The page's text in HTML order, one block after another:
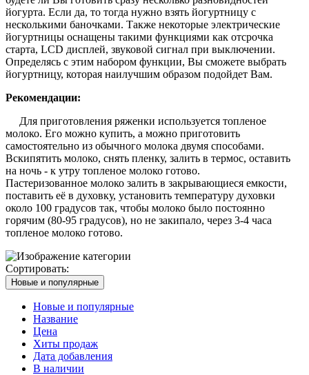
йогурта. Если да, то тогда нужно взять йогуртницу с
несколькими баночками. Также некоторые электрические
йогуртницы оснащены такими функциями как отсрочка
старта, LCD дисплей, звуковой сигнал при выключении.
Определясь с этим набором функции, Вы сможете выбрать
йогуртницу, которая наилучшим образом подойдет Вам.
Рекомендации:
Для приготовления ряженки используется топленое
молоко. Его можно купить, а можно приготовить
самостоятельно из обычного молока двумя способами.
Вскипятить молоко, снять пленку, залить в термос, оставить
на ночь - к утру топленое молоко готово.
Пастеризованное молоко залить в закрывающиеся емкости,
поставить её в духовку, установить температуру духовки
около 100 градусов так, чтобы молоко было постоянно
горячим (80-95 градусов), но не закипало, через 3-4 часа
топленое молоко готово.
Сортировать:
Новые и популярные
Новые и популярные
Название
Цена
Хиты продаж
Дата добавления
В наличии